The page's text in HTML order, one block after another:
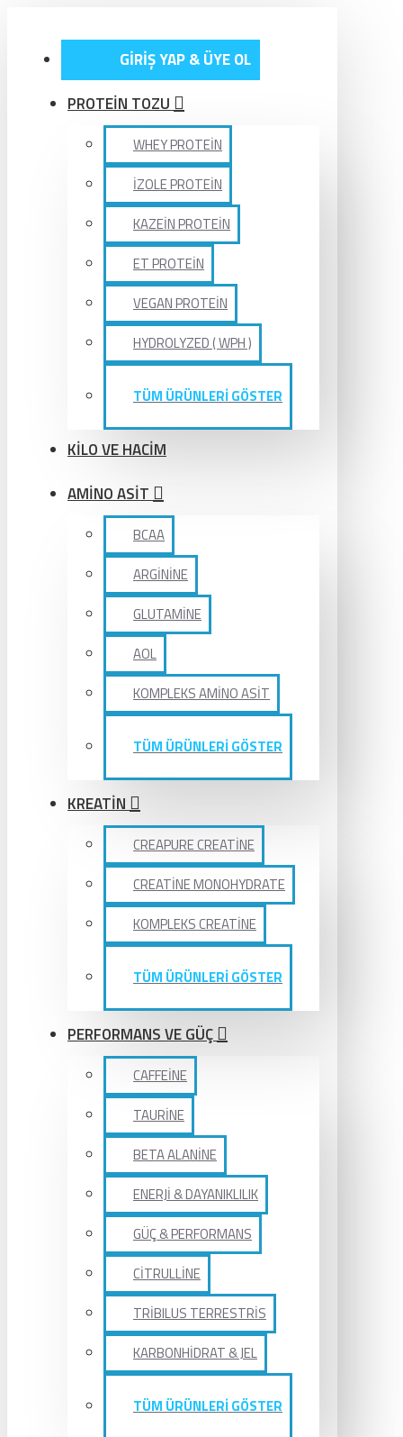
GİRİŞ YAP & ÜYE OL
PROTEİN TOZU
WHEY PROTEİN
İZOLE PROTEİN
KAZEİN PROTEİN
ET PROTEİN
VEGAN PROTEİN
HYDROLYZED ( WPH )
TÜM ÜRÜNLERİ GÖSTER
KİLO VE HACİM
AMİNO ASİT
BCAA
ARGİNİNE
GLUTAMİNE
AOL
KOMPLEKS AMİNO ASİT
TÜM ÜRÜNLERİ GÖSTER
KREATİN
CREAPURE CREATİNE
CREATİNE MONOHYDRATE
KOMPLEKS CREATİNE
TÜM ÜRÜNLERİ GÖSTER
PERFORMANS VE GÜÇ
CAFFEİNE
TAURİNE
BETA ALANİNE
ENERJİ & DAYANIKLILIK
GÜÇ & PERFORMANS
CİTRULLİNE
TRİBILUS TERRESTRİS
KARBONHİDRAT & JEL
TÜM ÜRÜNLERİ GÖSTER